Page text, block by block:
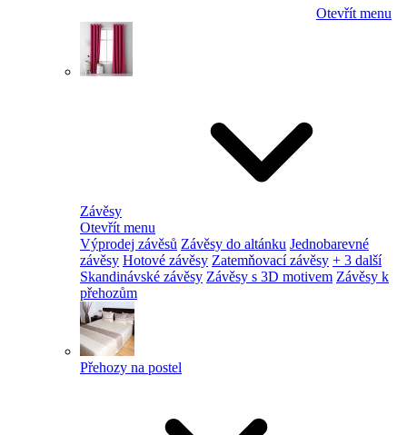
Otevřít menu
Závěsy
Otevřít menu
Výprodej závěsů Závěsy do altánku Jednobarevné
závěsy Hotové závěsy Zatemňovací závěsy + 3 další
Skandinávské závěsy Závěsy s 3D motivem Závěsy k
přehozům
Přehozy na postel